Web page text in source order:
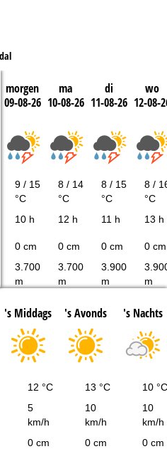
morgen
09-08-26
ma
10-08-26
di
11-08-26
wo
12-08-
9 / 15
°C
8 / 14
°C
8 / 15
°C
8 /
°C
10 h 12 h 11 h 13 h
0 cm 0 cm 0 cm 0 cm
3.700
m
3.700
m
3.900
m
m
's Middags 's Avonds 's Nachts
12 °C 13 °C 10 °C
5
km/h
10
km/h
10
km/h
0 cm 0 cm 0 cm